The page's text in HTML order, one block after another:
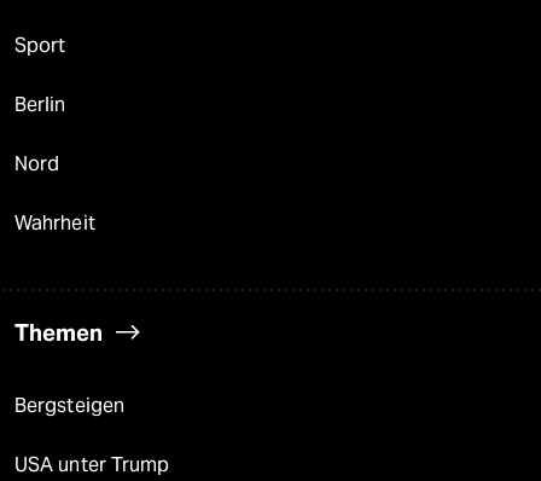
Sport
Berlin
Nord
Wahrheit
Themen
Bergsteigen
USA unter Trump